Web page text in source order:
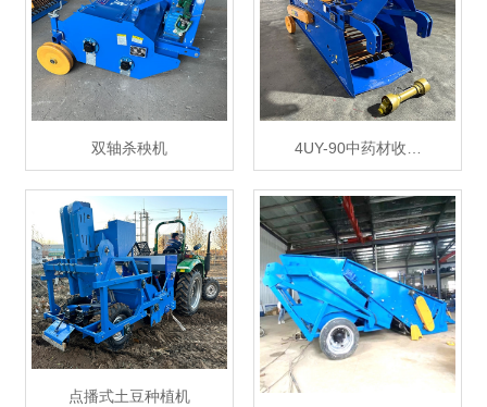
双轴杀秧机 4UY-90中药材收…
点播式土豆种植机